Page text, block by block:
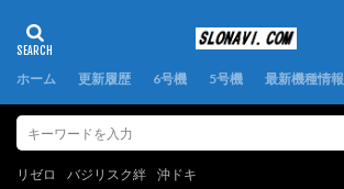
ホーム 更新履歴 6号機 5号機 最新機種情報
リゼロ バジリスク絆 沖ドキ